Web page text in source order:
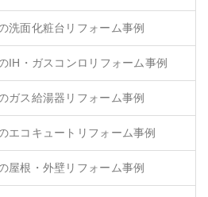
洗面化粧台リフォーム事例
IH・ガスコンロリフォーム事例
ガス給湯器リフォーム事例
エコキュートリフォーム事例
屋根・外壁リフォーム事例